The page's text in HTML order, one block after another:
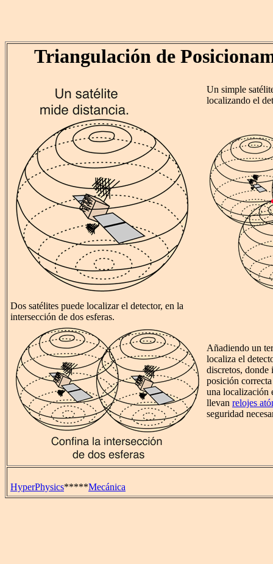
Triangulación de
Un simple
localizando el
Dos satélites puede localizar el detector, en la
intersección de dos esferas.
Añadiendo un
localiza el
discretos, donde
posición
una localización
llevan relojes
seguridad
HyperPhysics*****Mecánica